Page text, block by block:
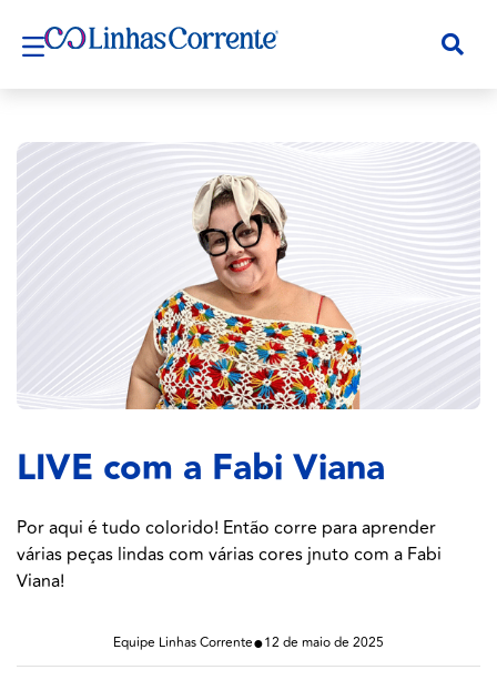
LIVE com a Fabi Viana
Por aqui é tudo colorido! Então corre para aprender
várias peças lindas com várias cores jnuto com a Fabi
Viana!
Equipe Linhas Corrente●12 de maio de 2025